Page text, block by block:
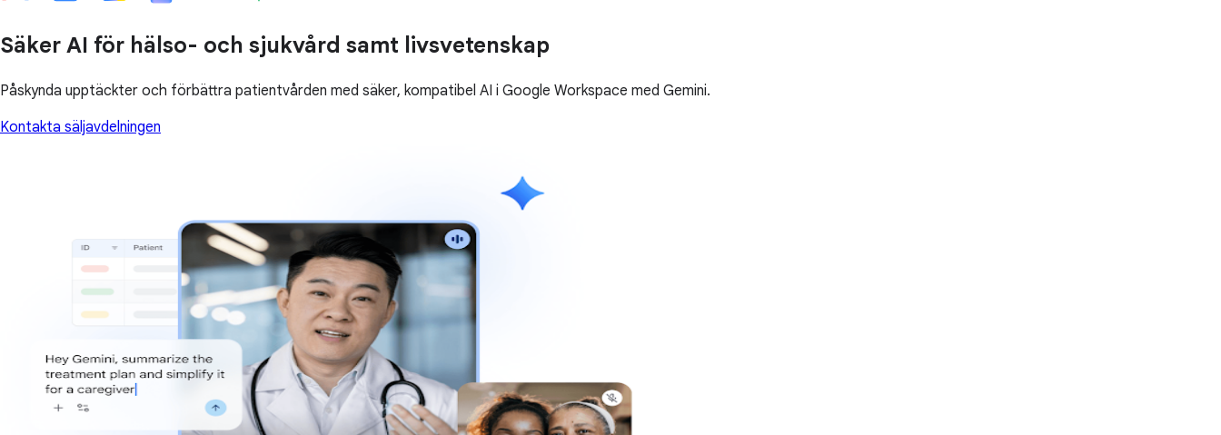
Säker AI för hälso- och sjukvård samt livsvetenskap
Påskynda upptäckter och förbättra patientvården med säker, kompatibel AI i Google Workspace med Gemini.
Kontakta säljavdelningen